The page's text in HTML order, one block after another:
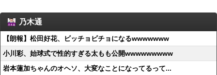
乃木通
【朗報】松田好花、ビッチョビチョになるwwwwwww
小川彩、始球式で性的すぎる太もも公開wwwwwwwww
岩本蓮加ちゃんのオヘソ、大変なことになってるって...